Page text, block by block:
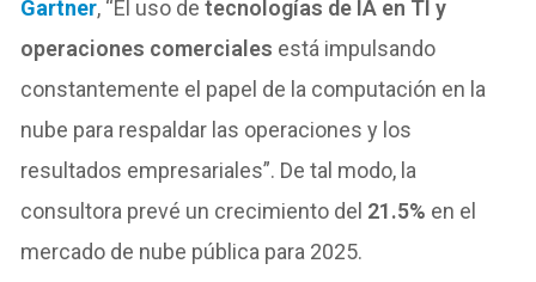
Gartner, “El uso detecnologías de IA en TI y
operaciones comerciales está impulsando
constantemente el papel de la computación en la
nube para respaldar las operaciones y los
resultados empresariales”. De tal modo, la
consultora prevé un crecimiento del 21.5% en el
mercado de nube pública para 2025.